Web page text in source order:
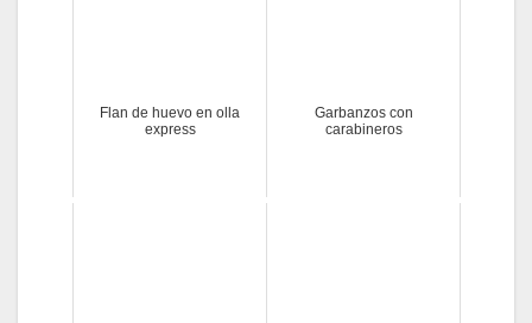
Flan de huevo en olla
express
Garbanzos con
carabineros